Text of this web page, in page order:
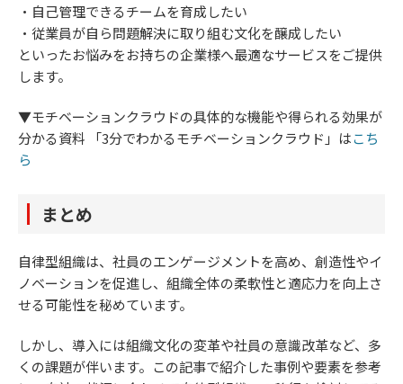
・自己管理できるチームを育成したい
・従業員が自ら問題解決に取り組む文化を醸成したい
といったお悩みをお持ちの企業様へ最適なサービスをご提供
します。
▼モチベーションクラウドの具体的な機能や得られる効果が
分かる資料 「3分でわかるモチベーションクラウド」はこち
ら
まとめ
自律型組織は、社員のエンゲージメントを高め、創造性やイ
ノベーションを促進し、組織全体の柔軟性と適応力を向上さ
せる可能性を秘めています。
しかし、導入には組織文化の変革や社員の意識改革など、多
くの課題が伴います。この記事で紹介した事例や要素を参考